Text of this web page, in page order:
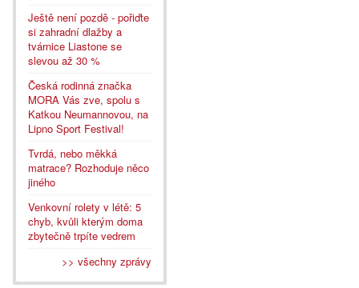
Ještě není pozdě - pořiďte
si zahradní dlažby a
tvárnice Liastone se
slevou až 30 %
Česká rodinná značka
MORA Vás zve, spolu s
Katkou Neumannovou, na
Lipno Sport Festival!
Tvrdá, nebo měkká
matrace? Rozhoduje něco
jiného
Venkovní rolety v létě: 5
chyb, kvůli kterým doma
zbytečně trpíte vedrem
>> všechny zprávy